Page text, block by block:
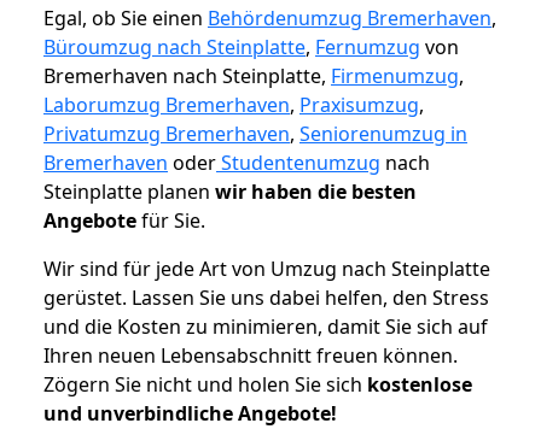
Egal, ob Sie einen Behördenumzug Bremerhaven,
Büroumzug nach Steinplatte, Fernumzug von
Bremerhaven nach Steinplatte, Firmenumzug,
Laborumzug Bremerhaven, Praxisumzug,
Privatumzug Bremerhaven, Seniorenumzug in
Bremerhaven oderStudentenumzug nach
Steinplatte planen wir haben die besten
Angebotefür Sie.
Wir sind für jede Art von Umzug nach Steinplatte
gerüstet. Lassen Sie uns dabei helfen, den Stress
und die Kosten zu minimieren, damit Sie sich auf
Ihren neuen Lebensabschnitt freuen können.
Zögern Sie nicht und holen Sie sich kostenlose
und unverbindliche Angebote!